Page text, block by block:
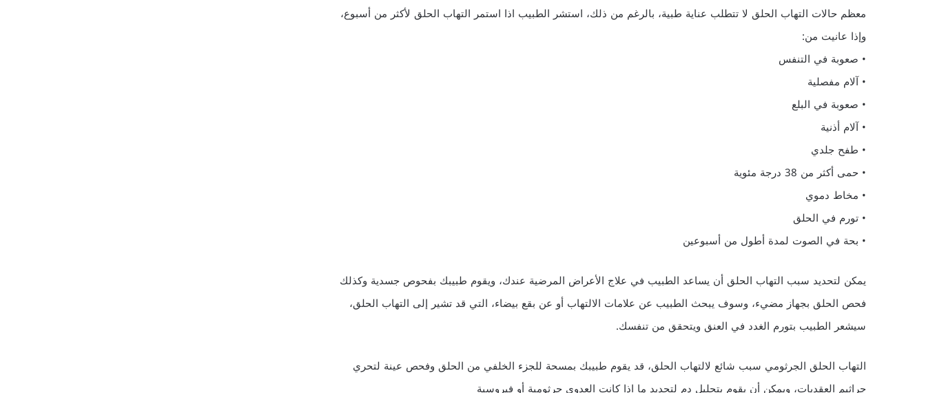
معظم حالات التهاب الحلق لا تتطلب عناية طبية، بالرغم من ذلك، استشر الطبيب اذا استمر التهاب الحلق لأكثر من أسبوع،
وإذا عانيت من:
• صعوبة في التنفس
• آلام مفصلية
• صعوبة في البلع
• آلام أذنية
• طفح جلدي
• حمى أكثر من 38 درجة مئوية
• مخاط دموي
• تورم في الحلق
• بحة في الصوت لمدة أطول من أسبوعين
يمكن لتحديد سبب التهاب الحلق أن يساعد الطبيب في علاج الأعراض المرضية عندك، ويقوم طبيبك بفحوص جسدية وكذلك
فحص الحلق بجهاز مضيء، وسوف يبحث الطبيب عن علامات الالتهاب أو عن بقع بيضاء، التي قد تشير إلى التهاب الحلق،
سيشعر الطبيب بتورم الغدد في العنق ويتحقق من تنفسك.
التهاب الحلق الجرثومي سبب شائع لالتهاب الحلق، قد يقوم طبيبك بمسحة للجزء الخلفي من الحلق وفحص عينة لتحري
جراثيم العقديات، ويمكن أن يقوم بتحليل دم لتحديد ما اذا كانت العدوى جرثومية أو فيروسية